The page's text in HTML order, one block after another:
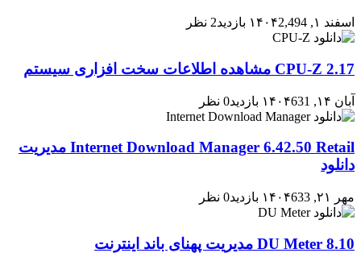
اسفند ۱, ۱۴۰۴ 2,494 بازدید 2 نظر
CPU-Z 2.17 مشاهده اطلاعات سخت افزاری سیستم
آبان ۱۴, ۱۴۰۴ 631 بازدید 0 نظر
Internet Download Manager 6.42.50 Retail مدیریت
دانلود
مهر ۲۱, ۱۴۰۴ 633 بازدید 0 نظر
DU Meter 8.10 مدیریت پهنای باند اینترنت